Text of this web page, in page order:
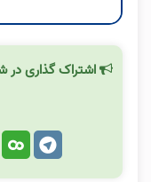
اشتراک گذاری در